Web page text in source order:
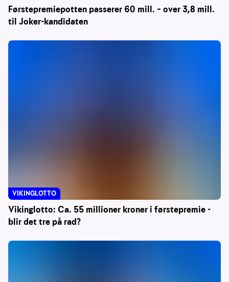
Førstepremiepotten passerer 60 mill. – over 3,8 mill.
til Joker-kandidaten
Vikinglotto: Ca. 55 millioner kroner i førstepremie -
blir det tre på rad?
VIKINGLOTTO